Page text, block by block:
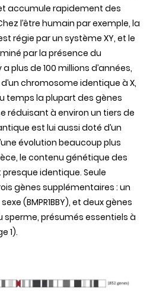
mâle
le
hareng
atlantique
accumule rapidement des
l’être humain par exemple, la
régie par un système XY, et le
par la présence du
plus de 100 millions d’années,
chromosome identique à X,
temps la plupart des gènes
réduisant à environ un tiers de
est lui aussi doté d’un
évolution beaucoup plus
le contenu génétique des
identique. Seule
gènes supplémentaires : un
(BMPR1BBY), et deux gènes
présumés essentiels à
1).